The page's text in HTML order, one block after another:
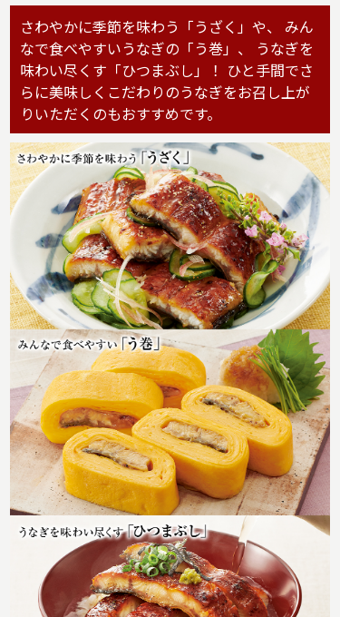
さわやかに季節を味わう「うざく」や、
みん
なで食べやすいうなぎの「う巻」、
うなぎを
味わい尽くす「ひつまぶし」！ ひと手間でさ
らに美味しくこだわりのうなぎをお召し上が
りいただくのもおすすめです。